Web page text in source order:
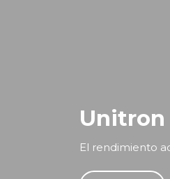
Unitron
El rendimiento